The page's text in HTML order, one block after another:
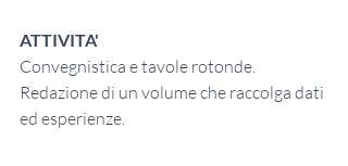
ATTIVITA'
Convegnistica e tavole rotonde.
Redazione di un volume che raccolga dati
ed esperienze.